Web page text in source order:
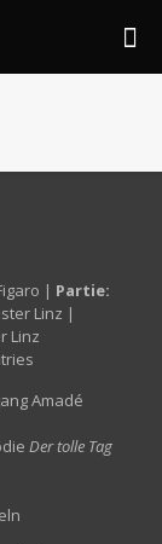
| Partie:
Linz |
Linz
Amadé
Der tolle Tag